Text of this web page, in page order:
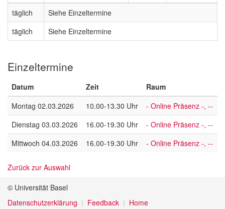
täglich
Siehe Einzeltermine
täglich
Siehe Einzeltermine
Einzeltermine
Datum Zeit
Raum
Montag 02.03.2026
10.00-13.30 Uhr
- Online Präsenz -, --
Dienstag 03.03.2026
16.00-19.30 Uhr
- Online Präsenz -, --
Mittwoch 04.03.2026
16.00-19.30 Uhr - Online Präsenz -, --
Zurück zur Auswahl
© Universität Basel
Datenschutzerklärung
Feedback Home